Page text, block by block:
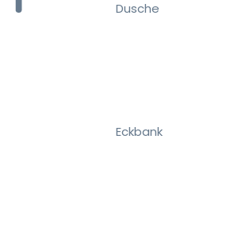
Dusche
Eckbank